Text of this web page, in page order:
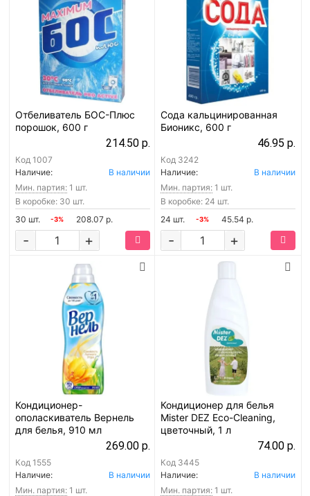
Отбеливатель БОС-Плюс
порошок, 600 г
214.50 р.
Код 1007
Наличие:
В наличии
Мин. партия: 1 шт.
В коробке: 30 шт.
30 шт.
-3% 208.07 р.
+
-
Сода кальцинированная
Бионикс, 600 г
46.95 р.
Код 3242
Наличие:
В наличии
Мин. партия: 1 шт.
В коробке: 24 шт.
24 шт.
-3% 45.54 р.
+
-
Кондиционер-
ополаскиватель Вернель
для белья, 910 мл
269.00 р.
Код 1555
Наличие:
В наличии
Мин. партия: 1 шт.
Кондиционер для белья
Mister DEZ Eco-Cleaning,
цветочный, 1 л
74.00 р.
Код 3445
Наличие:
В наличии
Мин. партия: 1 шт.